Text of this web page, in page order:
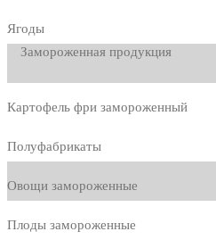
Ягоды
Замороженная продукция
Картофель фри замороженный
Полуфабрикаты
Овощи замороженные
Плоды замороженные